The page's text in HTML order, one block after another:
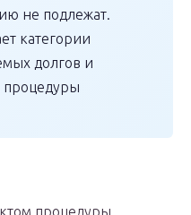
не подлежат.
категории
долгов и
процедуры
процедуры